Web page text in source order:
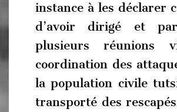
instance à les déclarer
d’avoir dirigé et
plusieurs réunions
coordination des
la population civile
transporté des